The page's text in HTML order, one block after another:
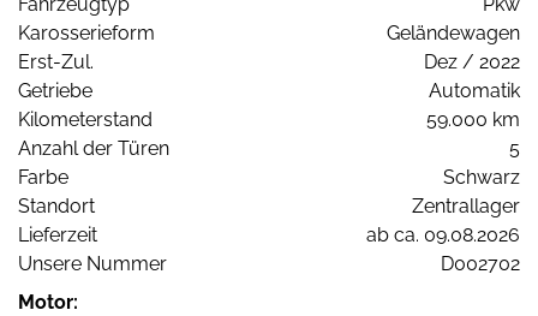
Karosserieform
Geländewagen
Erst-Zul.
Dez / 2022
Getriebe
Automatik
Kilometerstand
59.000 km
Anzahl der Türen
5
Farbe
Schwarz
Standort
Zentrallager
Lieferzeit
ab ca. 09.08.2026
Unsere Nummer
D002702
Motor: